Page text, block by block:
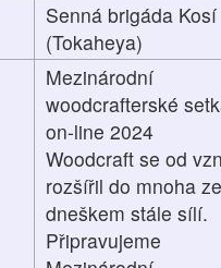
Senná brigáda
(Tokaheya)
Mezinárodní
woodcrafterské
on-line 2024
Woodcraft se od
rozšířil do mnoha
dneškem stále sílí.
Připravujeme